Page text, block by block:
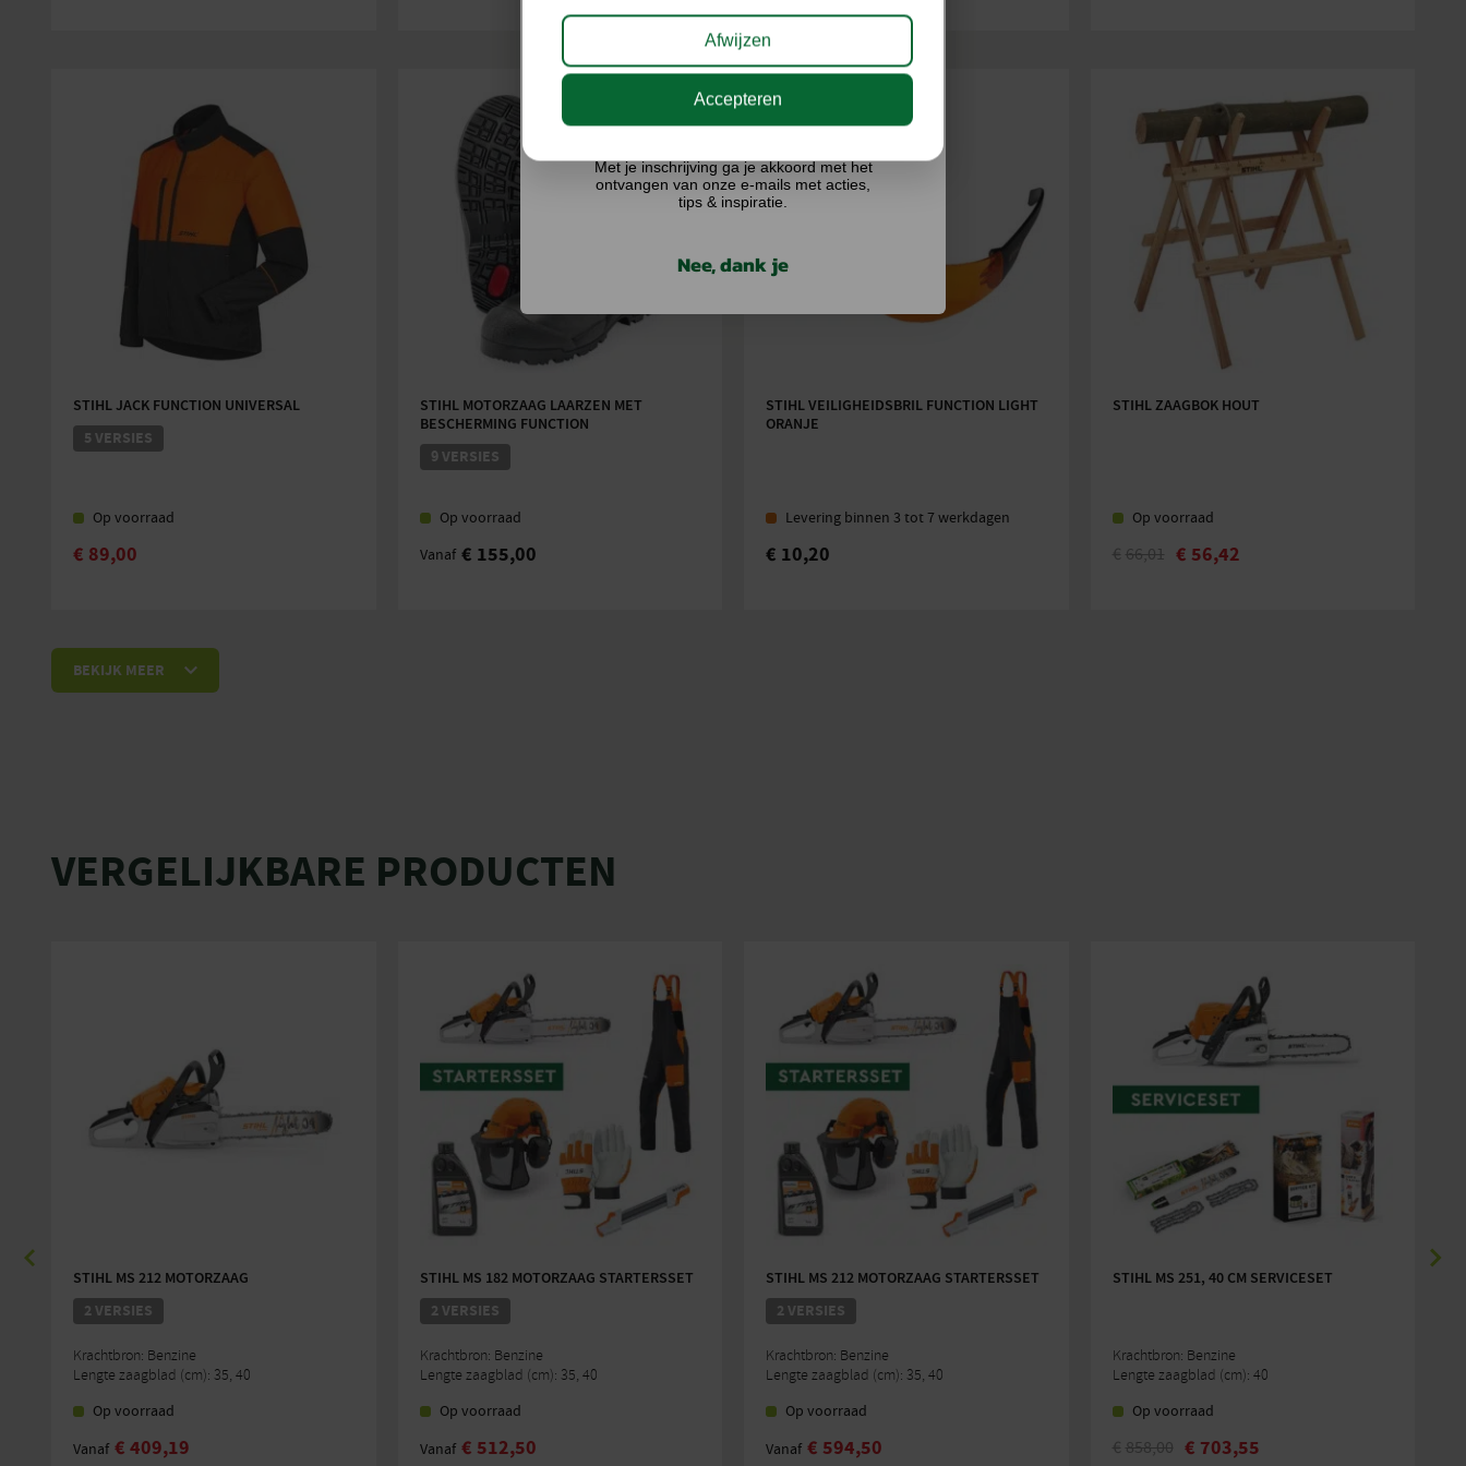
STIHL JACK FUNCTION UNIVERSAL
5 VERSIES
Op voorraad
€ 89,00
STIHL MOTORZAAG LAARZEN MET
BESCHERMING FUNCTION
9 VERSIES
Op voorraad
Vanaf € 155,00
STIHL VEILIGHEIDSBRIL FUNCTION LIGHT
ORANJE
Levering binnen 3 tot 7 werkdagen
€ 10,20
STIHL ZAAGBOK HOUT
Op voorraad
€ 66,01 € 56,42
BEKIJK MEER
VERGELIJKBARE PRODUCTEN
STIHL MS 212 MOTORZAAG
2 VERSIES
Krachtbron: Benzine
Lengte zaagblad (cm): 35, 40
Op voorraad
Vanaf € 409,19
STIHL MS 182 MOTORZAAG STARTERSSET
2 VERSIES
Krachtbron: Benzine
Lengte zaagblad (cm): 35, 40
Op voorraad
Vanaf € 512,50
STIHL MS 212 MOTORZAAG STARTERSSET
2 VERSIES
Krachtbron: Benzine
Lengte zaagblad (cm): 35, 40
Op voorraad
Vanaf € 594,50
STIHL MS 251, 40 CM SERVICESET
Krachtbron: Benzine
Lengte zaagblad (cm): 40
Op voorraad
€ 858,00 € 703,55
Afwijzen
Accepteren
Ik doe graag mee!
Met je inschrijving ga je akkoord met het
ontvangen van onze e-mails met acties,
tips & inspiratie.
Nee, dank je